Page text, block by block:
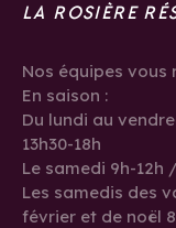
LA ROSIÈRE
Nos équipes vous
En saison :
Du lundi au
13h30-18h
Le samedi 9h-12h
Les samedis des
février et de noël